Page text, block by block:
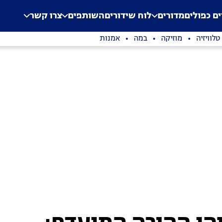
Application error: a
. כפוליםמדורים לוח שידוריםהשותפים צרו קשר
טלוויזיה מוזיקה במה אמנות